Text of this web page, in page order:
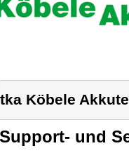
tka Köbele
Support- und